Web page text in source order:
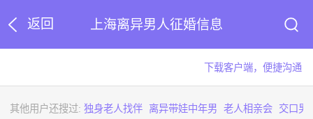
返回 上海离异男人征婚信息
下载客户端，便捷沟通
其他用户还搜过:独身老人找伴 离异带娃中年男 老人相亲会 交口男